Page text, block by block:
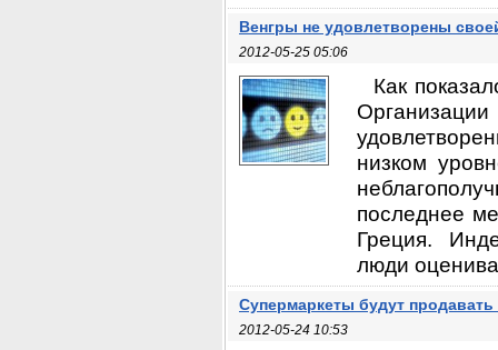
Венгры не удовлетворены
2012-05-25 05:06
Как
низком
последнее
Греция.
люди
Супермаркеты будут
2012-05-24 10:53